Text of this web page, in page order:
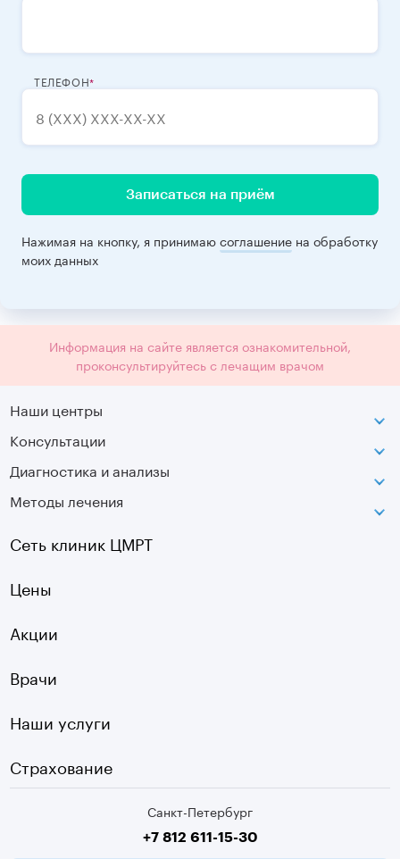
ТЕЛЕФОН
Записаться на приём
Нажимая на кнопку, я принимаюсоглашение на обработку
моих данных
Информация на сайте является ознакомительной,
проконсультируйтесь с лечащим врачом
Наши центры
Петроградская
Лаборатория движения
Московская
Озерки
Садовая
Старая Деревня
Девяткино
г. Колпино
Консультации
Диагностика и анализы
МРТ
Оптическая топография
УЗДГ
Чек-ап
ЭКГ
Медицинские анализы
Методы лечения
Санкт-Петербург
+7 812 611-15-30
Сеть клиник ЦМРТ
Цены
Акции
Врачи
Наши услуги
Страхование